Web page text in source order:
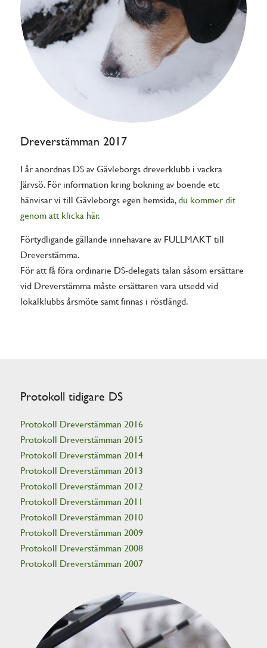
Dreverstämman 2017
I år anordnas DS av Gävleborgs dreverklubb i vackra
Järvsö. För information kring bokning av boende etc
hänvisar vi till Gävleborgs egen hemsida,du kommer dit
genom att klicka här.
Förtydligande gällande innehavare av FULLMAKT till
Dreverstämma.
För att få föra ordinarie DS-delegats talan såsom ersättare
vid Dreverstämma måste ersättaren vara utsedd vid
lokalklubbs årsmöte samt finnas i röstlängd.
Protokoll tidigare DS
Protokoll Dreverstämman 2016
Protokoll Dreverstämman 2015
Protokoll Dreverstämman 2014
Protokoll Dreverstämman 2013
Protokoll Dreverstämman 2012
Protokoll Dreverstämman 2011
Protokoll Dreverstämman 2010
Protokoll Dreverstämman 2009
Protokoll Dreverstämman 2008
Protokoll Dreverstämman 2007